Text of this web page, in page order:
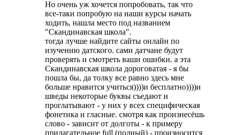
Но очень уж хочется попробовать, так что
все-таки попробую на наши курсы начать
ходить, нашла место под названием
"Скандинавская школа".
тогда лучше найдите сайты онлайн по
изучению датского. сами датчане будут
проверять и смотреть ваши ошибки. а эта
Скандинавская школа дороговатая - я бы
пошла бы, да толку все равно здесь мне
больше нравится учиться))))и бесплатно))))и
шведы некоторые буквы съедают и
проглатывают - у них у всех специфическая
фонетика и гласные. смотря как произнесёшь
слово - зависит от долготы - к примеру
прилагательное full (полный) - произносится